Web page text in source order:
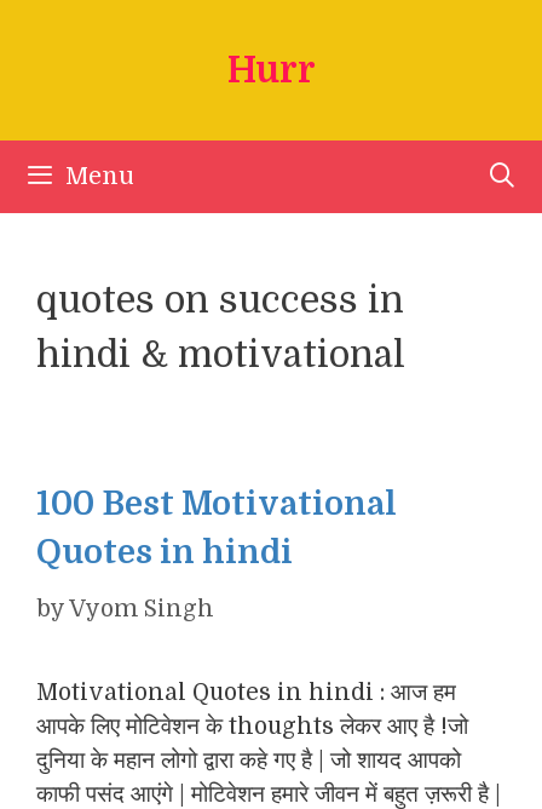
Hurr
Menu
quotes on success in
hindi & motivational
100 Best Motivational
Quotes in hindi
byVyom Singh
Motivational Quotes in hindi : आज हम
आपके लिए मोटिवेशन के thoughts लेकर आए है !जो
दुनिया के महान लोगो द्वारा कहे गए है | जो शायद आपको
काफी पसंद आएंगे | मोटिवेशन हमारे जीवन में बहुत ज़रूरी है |